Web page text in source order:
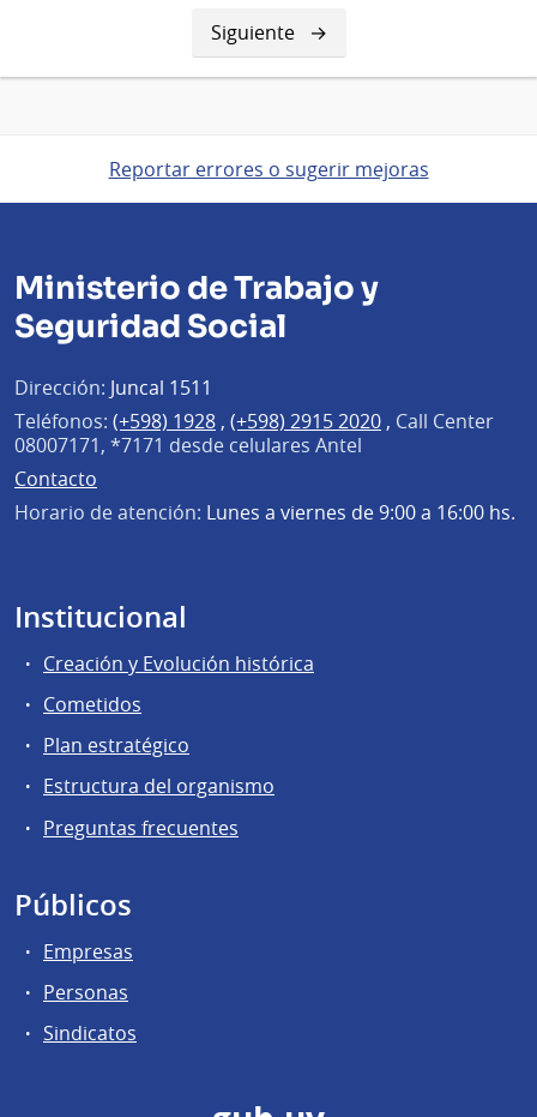
Siguiente
página
Siguiente
Reportar errores o sugerir mejoras
Ministerio de Trabajo y
Seguridad Social
Dirección: Juncal 1511
Teléfonos: (+598) 1928 , (+598) 2915 2020 , Call Center
08007171, *7171 desde celulares Antel
Contacto
Horario de atención: Lunes a viernes de 9:00 a 16:00 hs.
Institucional
Creación y Evolución histórica
Cometidos
Plan estratégico
Estructura del organismo
Preguntas frecuentes
Públicos
Empresas
Personas
Sindicatos